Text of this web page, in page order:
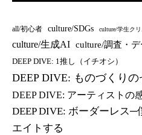
all/初心者 culture/SDGs culture/学生ク
culture/生成AI culture/調査・デ
DEEP DIVE: 1推し（イチオシ）
DEEP DIVE: ものづくり
DEEP DIVE: アーティストの
DEEP DIVE: ボーダーレス─
エイトする